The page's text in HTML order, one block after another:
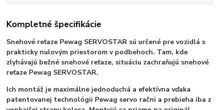
Kompletné špecifikácie
Snehové reťaze Pewag SERVOSTAR sú určené pre vozidlá s
prakticky nulovým priestorom v podbehoch. Tam, kde
zlyhávajú bežné snehové reťaze, situáciu zachraňujú snehové
reťaze Pewag SERVOSTAR.
Ich montáž je maximálne jednoduchá a efektívna vďaka
patentovanej technológii Pewag servo račni a prebieha iba z